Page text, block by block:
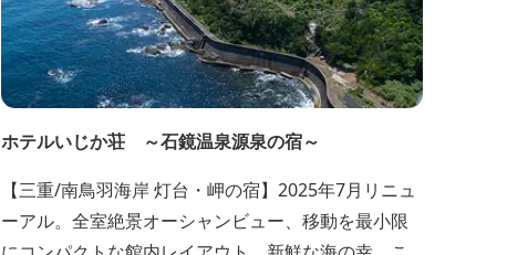
ホテルいじか荘 ～石鏡温泉源泉の宿～
【三重/南鳥羽海岸 灯台・岬の宿】2025年7月リニュ
ーアル。全室絶景オーシャンビュー、移動を最小限